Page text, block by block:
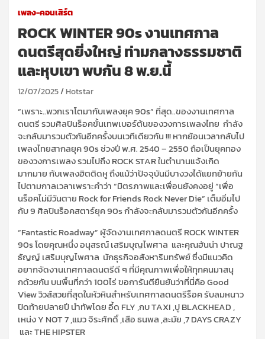
เพลง-คอนเสิร์ต
ROCK WINTER 90s งานเทศกาล
ดนตรีสุดยิ่งใหญ่ ท่ามกลางธรรมชาติ
และหุบเขา พบกัน 8 พ.ย.นี้
12/07/2025 Hotstar
“เพราะ..พวกเราโตมากับเพลงยุค 90s” ที่สุด..ของงานเทศกาล
ดนตรี รวมศิลปินร็อคขั้นเทพเบอร์ตนของวงการเพลงไทย กำลัง
จะกลับมารวมตัวกันอีกครั้งบนเวทีเดียวกัน !!! หากย้อนเวลากลับไป
เพลงไทยสากลยุค 90s ช่วงปี พ.ศ. 2540 – 2550 ถือเป็นยุคทอง
ของวงการเพลง รวมไปถึง ROCK STAR ในตำนานแจ้งเกิด
มากมาย กับเพลงฮิตติดหู ถึงแม้ว่าปัจจุบันมีบางวงได้แยกย้ายกัน
ไปตามกาลเวลาเพราะคำว่า “มิตรภาพและเพื่อนยังคงอยู่ “เพื่อ
นร็อคไม่มีวันตาย Rock for Friends Rock Never Die” เต็มอิ่มไป
กับ 9 ศิลปินร็อคสตาร์ยุค 90s กำลังจะกลับมารวมตัวกันอีกครั้ง
“Fantastic Roadway” ผู้จัดงานเทศกาลดนตรี ROCK WINTER
90sโดยคุณหนึ่ง อนุสรณ์ เสริมบุญไพศาล และคุณฮันน่า ปาณฐ
ธัญญ์ เสริมบุญไพศาล นักธุรกิจอสังหาริมทรัพย์ซึ่งมีแนวคิด
อยากจัดงานเทศกาลดนตรีดี ๆ ที่มีคุณภาพเพื่อให้ทุกคนมาสนุ
กด้วยกัน บนพื้นที่กว่า100ไร่ ขอการันตยืนยันว่าที่นี่คือ Good
View วิวส์สวยที่สุดในหัวหินสำหรับเทศกาลดนตรีร็อค รับลมหนาว
ปิดท้ายปลายปี นำทัพโดยอี้ด FLY ,กบ TAXI ,ปูBLACKHEAD ,
เหน่ง Y NOT 7 ,แมว จิระศักดิ์ ,เสือ ธนพล ,ละมัย ,7 DAYS CRAZY
และTHE HIPSTER